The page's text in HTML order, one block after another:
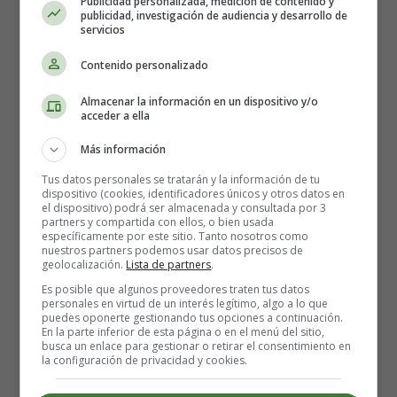
Sólo se puede prevenir el aborto espontáneo con un
tratamiento de la endometriosis. En la mayoría de los
casos, se recomienda la cirugía. Sin embargo, puedes
consultar a tu médico para saber qué procedimiento te
conviene más.
¿Afecta la endometriosis a la calidad
de los óvulos?
Los estudios demuestran que la endometriosis puede
afectar negativamente a la calidad de los ovocitos,
dificultando su capacidad para completar la maduración y
someterse a la fecundación.
¿Puede la endometriosis destruir un
ovario?
publicidad, investigación de audiencia y desarrollo de
servicios
Contenido personalizado
Almacenar la información en un dispositivo y/o
acceder a ella
Más información
Tus datos personales se tratarán y la información de tu
dispositivo (cookies, identificadores únicos y otros datos en
el dispositivo) podrá ser almacenada y consultada por 3
partners y compartida con ellos, o bien usada
específicamente por este sitio. Tanto nosotros como
nuestros partners podemos usar datos precisos de
geolocalización. Lista de partners.
Es posible que algunos proveedores traten tus datos
personales en virtud de un interés legítimo, algo a lo que
puedes oponerte gestionando tus opciones a continuación.
En la parte inferior de esta página o en el menú del sitio,
busca un enlace para gestionar o retirar el consentimiento en
la configuración de privacidad y cookies.